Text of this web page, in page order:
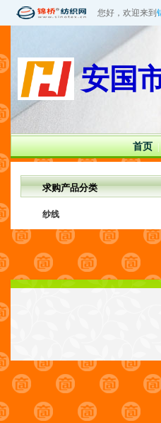
您好，欢迎来到
安国
首页 |
求购产品分类
纱线